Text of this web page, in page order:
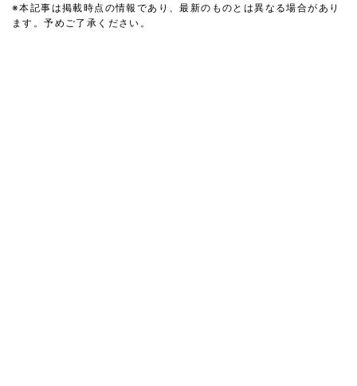
※本記事は掲載時点の情報であり、最新のものとは異なる場合があり
ます。予めご了承ください。